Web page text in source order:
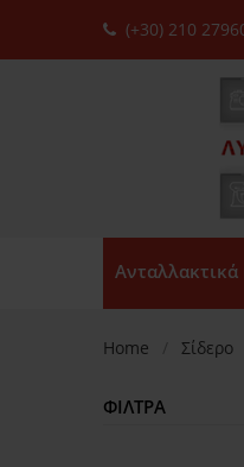
(+30) 210
Home Σίδερο
ΦΊΛΤΡΑ